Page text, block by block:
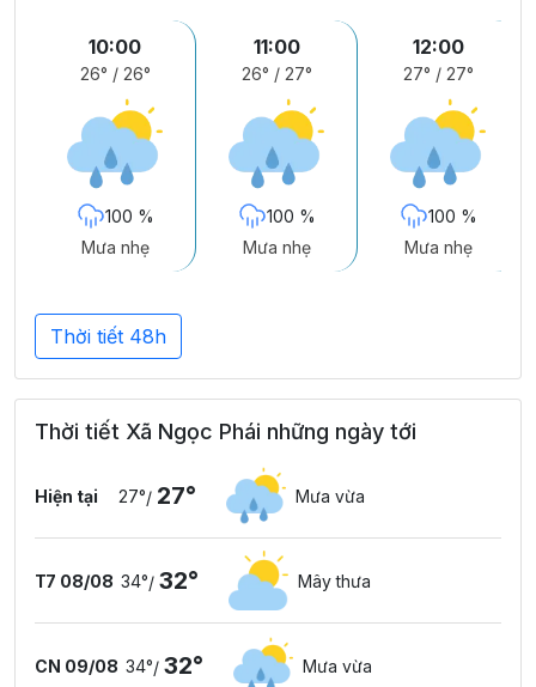
10:00
26° / 26°
100 %
Mưa nhẹ
11:00
26° / 27°
100 %
Mưa nhẹ
12:00
27° / 27°
100 %
Mưa nhẹ
Thời tiết 48h
Thời tiết Xã Ngọc Phái những ngày tới
Hiện tại 27°/ 27° Mưa vừa
T7 08/08 34°/ 32° Mây thưa
CN 09/08 34°/ 32° Mưa vừa